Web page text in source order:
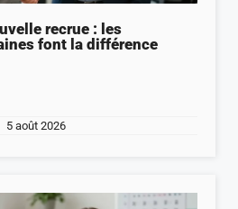
recrue : les
font la différence
5 août 2026